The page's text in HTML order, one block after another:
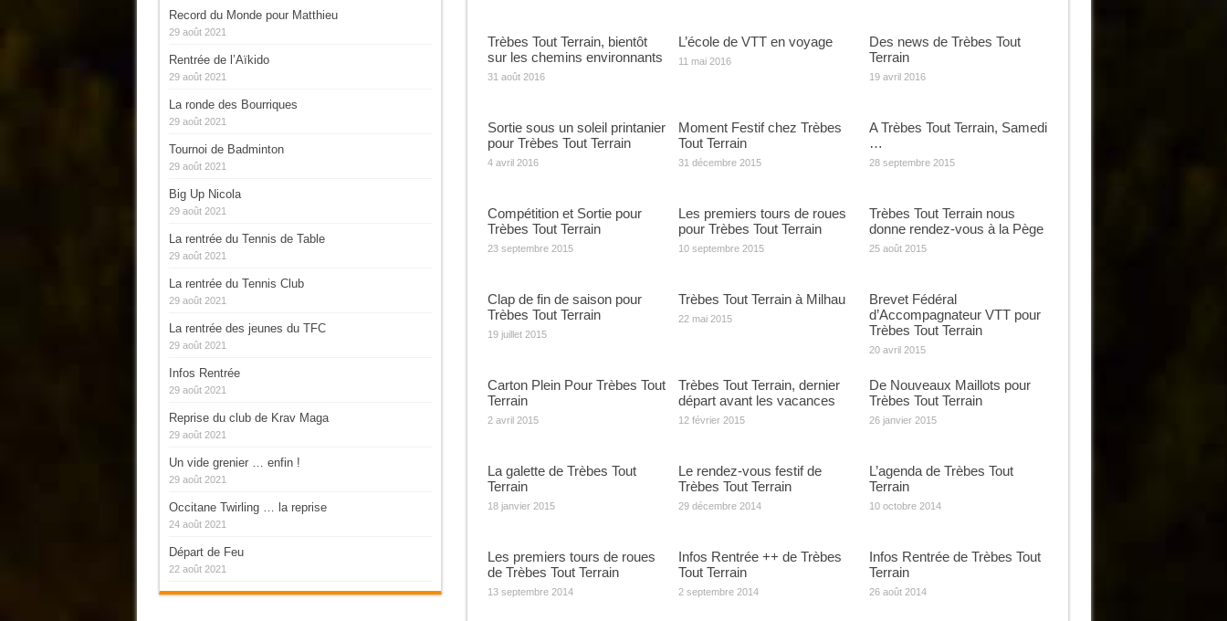
Trèbes Tout Terrain, bientôt
sur les chemins environnants
31 août 2016
L’école de VTT en voyage
11 mai 2016
Des news de Trèbes Tout
Terrain
19 avril 2016
Sortie sous un soleil printanier
pour Trèbes Tout Terrain
4 avril 2016
Moment Festif chez Trèbes
Tout Terrain
31 décembre 2015
A Trèbes Tout Terrain, Samedi
…
28 septembre 2015
Compétition et Sortie pour
Trèbes Tout Terrain
23 septembre 2015
Les premiers tours de roues
pour Trèbes Tout Terrain
10 septembre 2015
Trèbes Tout Terrain nous
donne rendez-vous à la Pège
25 août 2015
Clap de fin de saison pour
Trèbes Tout Terrain
19 juillet 2015
Trèbes Tout Terrain à Milhau
22 mai 2015
Brevet Fédéral
d’Accompagnateur VTT pour
Trèbes Tout Terrain
20 avril 2015
Carton Plein Pour Trèbes Tout
Terrain
2 avril 2015
Trèbes Tout Terrain, dernier
départ avant les vacances
12 février 2015
De Nouveaux Maillots pour
Trèbes Tout Terrain
26 janvier 2015
La galette de Trèbes Tout
Terrain
18 janvier 2015
Le rendez-vous festif de
Trèbes Tout Terrain
29 décembre 2014
L’agenda de Trèbes Tout
Terrain
10 octobre 2014
Les premiers tours de roues
de Trèbes Tout Terrain
13 septembre 2014
Infos Rentrée ++ de Trèbes
Tout Terrain
2 septembre 2014
Infos Rentrée de Trèbes Tout
Terrain
26 août 2014
Record du Monde pour Matthieu
29 août 2021
Rentrée de l’Aïkido
29 août 2021
La ronde des Bourriques
29 août 2021
Tournoi de Badminton
29 août 2021
Big Up Nicola
29 août 2021
La rentrée du Tennis de Table
29 août 2021
La rentrée du Tennis Club
29 août 2021
La rentrée des jeunes du TFC
29 août 2021
Infos Rentrée
29 août 2021
Reprise du club de Krav Maga
29 août 2021
Un vide grenier … enfin !
29 août 2021
Occitane Twirling … la reprise
24 août 2021
Départ de Feu
22 août 2021